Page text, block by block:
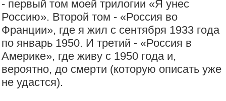
- первый том моей трилогии «Я унес
Россию». Второй том - «Россия во
Франции», где я жил с сентября 1933 года
по январь 1950. И третий - «Россия в
Америке», где живу с 1950 года и,
вероятно, до смерти (которую описать уже
не удастся).